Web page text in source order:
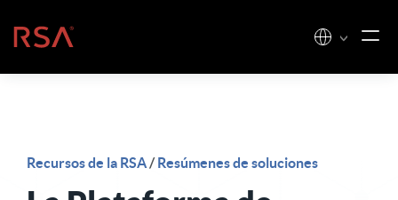
Inicio
Recursos de la RSA/Resúmenes de soluciones